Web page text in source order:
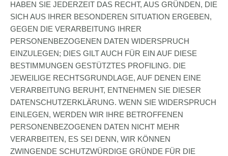
HABEN SIE JEDERZEIT DAS RECHT, AUS GRÜNDEN, DIE
SICH AUS IHRER BESONDEREN SITUATION ERGEBEN,
GEGEN DIE VERARBEITUNG IHRER
PERSONENBEZOGENEN DATEN WIDERSPRUCH
EINZULEGEN; DIES GILT AUCH FÜR EIN AUF DIESE
BESTIMMUNGEN GESTÜTZTES PROFILING. DIE
JEWEILIGE RECHTSGRUNDLAGE, AUF DENEN EINE
VERARBEITUNG BERUHT, ENTNEHMEN SIE DIESER
DATENSCHUTZERKLÄRUNG. WENN SIE WIDERSPRUCH
EINLEGEN, WERDEN WIR IHRE BETROFFENEN
PERSONENBEZOGENEN DATEN NICHT MEHR
VERARBEITEN, ES SEI DENN, WIR KÖNNEN
ZWINGENDE SCHUTZWÜRDIGE GRÜNDE FÜR DIE